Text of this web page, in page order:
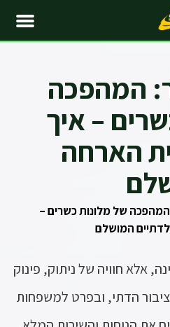
המהפכה
– איך
הארחה
של מלונות כשרים –
המושלם
אלא חוויה של ניתוק, פינוק
הדתי, ובפרט למשפחות